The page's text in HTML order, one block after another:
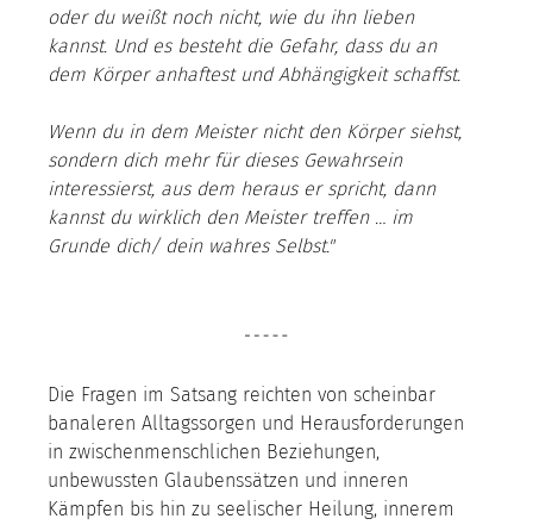
oder du weißt noch nicht, wie du ihn lieben
kannst. Und es besteht die Gefahr, dass du an
dem Körper anhaftest und Abhängigkeit schaffst.
Wenn du in dem Meister nicht den Körper siehst,
sondern dich mehr für dieses Gewahrsein
interessierst, aus dem heraus er spricht, dann
kannst du wirklich den Meister treffen … im
Grunde dich/ dein wahres Selbst."
Die Fragen im Satsang reichten von scheinbar
banaleren Alltagssorgen und Herausforderungen
in zwischenmenschlichen Beziehungen,
unbewussten Glaubenssätzen und inneren
Kämpfen bis hin zu seelischer Heilung, innerem